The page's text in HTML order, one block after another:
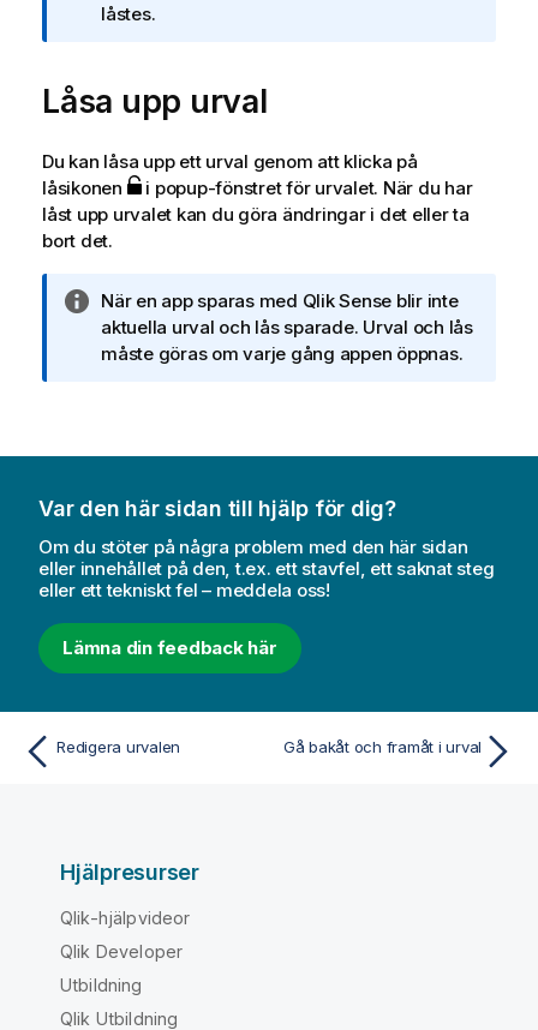
t
k
n
n
g
o
m
n
f
o
t
o
n
låstes.
Låsa upp urval
Du kan låsa upp ett urval genom att klicka på
låsikonen
i popup-fönstret för urvalet. När du har
låst upp urvalet kan du göra ändringar i det eller ta
bort det.
A
n
t
n
n
g
o
m
i
n
f
m
n
När en app sparas med Qlik Sense blir inte
aktuella urval och lås sparade. Urval och lås
måste göras om varje gång appen öppnas.
Var den här sidan till hjälp för dig?
Om du stöter på några problem med den här sidan
eller innehållet på den, t.ex. ett stavfel, ett saknat steg
eller ett tekniskt fel – meddela oss!
Lämna din feedback här
Redigera urvalen Gå bakåt och framåt i urval
Hjälpresurser
Qlik-hjälpvideor
Qlik Developer
Utbildning
Qlik Utbildning